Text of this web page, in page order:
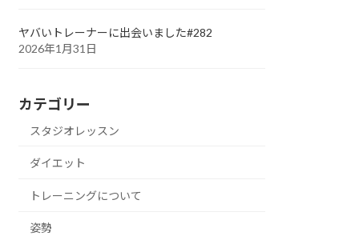
ヤバいトレーナーに出会いました#282
2026年1月31日
カテゴリー
スタジオレッスン
ダイエット
トレーニングについて
姿勢